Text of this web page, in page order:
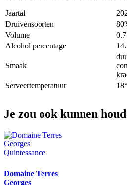
Jaartal
Druivensoorten
Volume
Alcohol percentage
Smaak
Serveertemperatuur
Je zou ook kunnen
Domaine Terres
Georges